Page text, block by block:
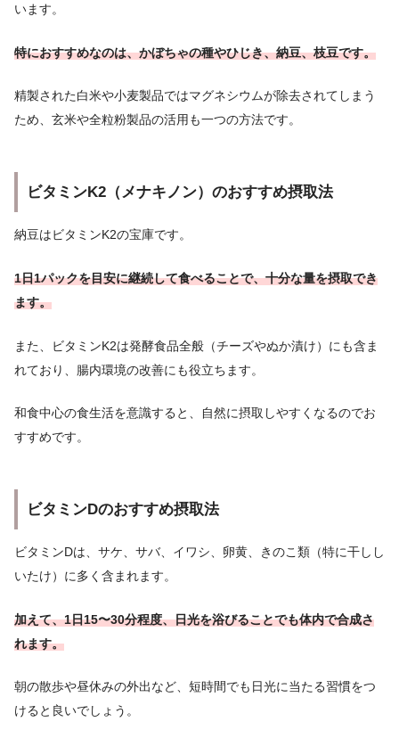
います。
特におすすめなのは、かぼちゃの種やひじき、納豆、枝豆です。
精製された白米や小麦製品ではマグネシウムが除去されてしまう
ため、玄米や全粒粉製品の活用も一つの方法です。
ビタミンK2（メナキノン）のおすすめ摂取法
納豆はビタミンK2の宝庫です。
1日1パックを目安に継続して食べることで、十分な量を摂取でき
ます。
また、ビタミンK2は発酵食品全般（チーズやぬか漬け）にも含ま
れており、腸内環境の改善にも役立ちます。
和食中心の食生活を意識すると、自然に摂取しやすくなるのでお
すすめです。
ビタミンDのおすすめ摂取法
ビタミンDは、サケ、サバ、イワシ、卵黄、きのこ類（特に干しし
いたけ）に多く含まれます。
加えて、1日15〜30分程度、日光を浴びることでも体内で合成さ
れます。
朝の散歩や昼休みの外出など、短時間でも日光に当たる習慣をつ
けると良いでしょう。